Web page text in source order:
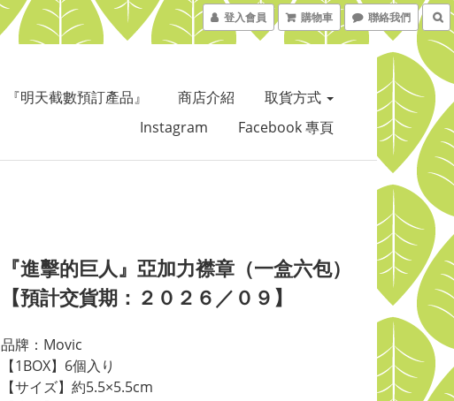
登入會員 購物車 聯絡我們
『明天截數預訂產品』 商店介紹
取貨方式
Instagram
Facebook 專頁
『進擊的巨人』亞加力襟章（一盒六包）
【預計交貨期：２０２６／０９】
品牌：Movic
【1BOX】6個入り
【サイズ】約5.5×5.5cm